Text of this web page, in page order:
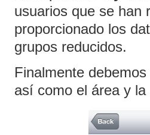
usuarios que se han
proporcionado los
grupos reducidos.
Finalmente
así como el área y